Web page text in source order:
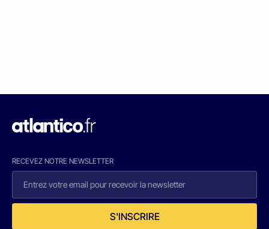
RECEVEZ NOTRE NEWSLETTER
S'INSCRIRE